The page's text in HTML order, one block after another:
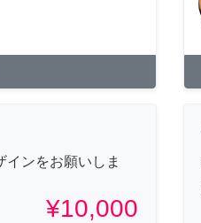
ンをお願いしま
¥10,000